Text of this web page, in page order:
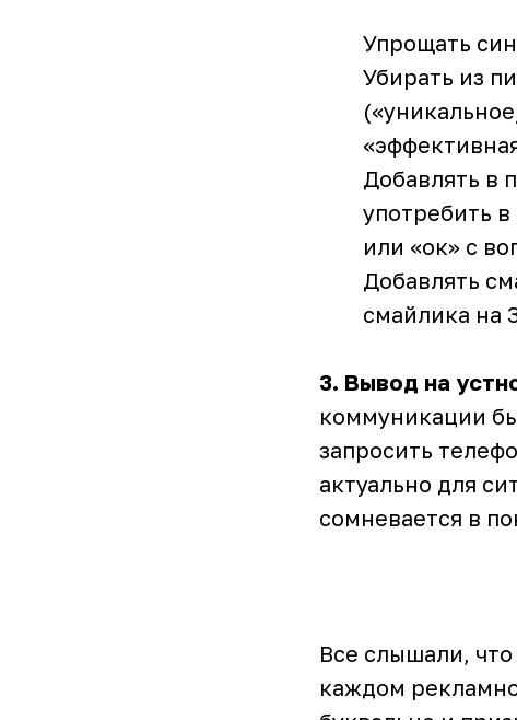
Упрощать
Убирать из
Добавлять в
употребить
или «ок» с
Добавлять
смайлика на
3. Вывод на
коммуникации
запросить
актуально для
сомневается в
Все слышали,
каждом